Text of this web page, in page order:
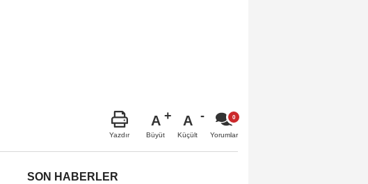
Yazdır
A
Büyüt
A
Küçült Yorumlar
SON HABERLER